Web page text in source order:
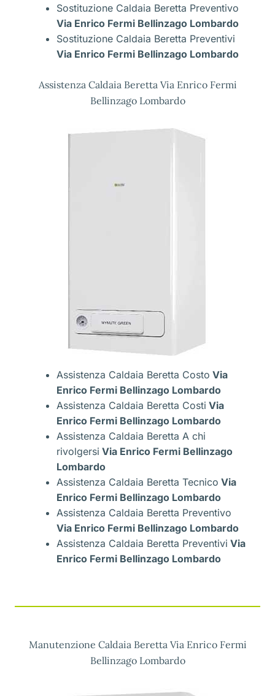
Sostituzione Caldaia Beretta Preventivo
Via Enrico Fermi Bellinzago Lombardo
Sostituzione Caldaia Beretta Preventivi
Via Enrico Fermi Bellinzago Lombardo
Assistenza Caldaia Beretta Via Enrico Fermi
Bellinzago Lombardo
Assistenza Caldaia Beretta Costo Via
Enrico Fermi Bellinzago Lombardo
Assistenza Caldaia Beretta Costi Via
Enrico Fermi Bellinzago Lombardo
Assistenza Caldaia Beretta A chi
rivolgersi Via Enrico Fermi Bellinzago
Lombardo
Assistenza Caldaia Beretta Tecnico Via
Enrico Fermi Bellinzago Lombardo
Assistenza Caldaia Beretta Preventivo
Via Enrico Fermi Bellinzago Lombardo
Assistenza Caldaia Beretta Preventivi Via
Enrico Fermi Bellinzago Lombardo
Manutenzione Caldaia Beretta Via Enrico Fermi
Bellinzago Lombardo